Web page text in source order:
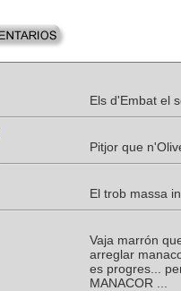
Els d'Embat el
Pitjor que
El trob massa
Vaja marrón
arreglar
es progres...
MANACOR ...